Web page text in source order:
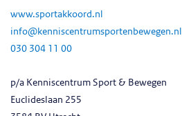
www.sportakkoord.nl
info@kenniscentrumsportenbewegen.nl
030 304 11 00
p/a Kenniscentrum Sport & Bewegen
Euclideslaan 255